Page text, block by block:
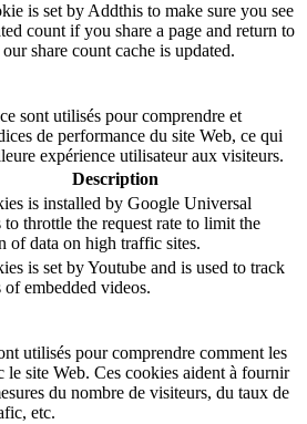
is set by Addthis to make sure you see
count if you share a page and return to
share count cache is updated.
sont utilisés pour comprendre et
de performance du site Web, ce qui
expérience utilisateur aux visiteurs.
Description
is installed by Google Universal
throttle the request rate to limit the
of data on high traffic sites.
is set by Youtube and is used to track
embedded videos.
utilisés pour comprendre comment les
le site Web. Ces cookies aident à fournir
du nombre de visiteurs, du taux de
etc.